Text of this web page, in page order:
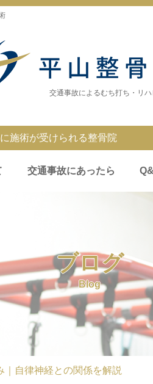
交通事故によるむち打ち・リハ
施術が受けられる整骨院
交通事故にあったら
ブログ
Blog
自律神経との関係を解説